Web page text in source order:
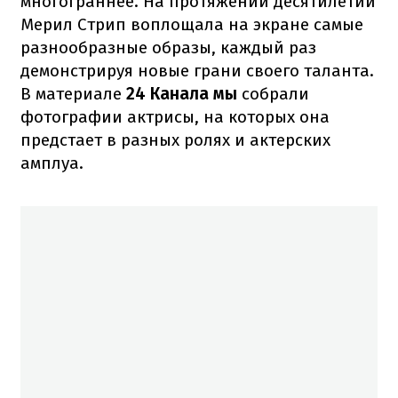
Мерил Стрип воплощала на экране самые
разнообразные образы, каждый раз
демонстрируя новые грани своего таланта.
В материале 24 Канала мы собрали
фотографии актрисы, на которых она
предстает в разных ролях и актерских
амплуа.